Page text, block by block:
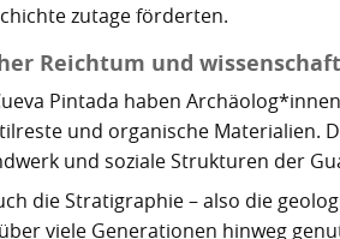
zutage förderten.
Reichtum und
Pintada haben
und organische Materialien.
und soziale Strukturen der
die Stratigraphie – also die
viele Generationen hinweg